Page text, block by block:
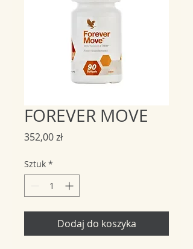
FOREVER MOVE
352,00 złCena
Sztuk *
Dodaj do koszyka